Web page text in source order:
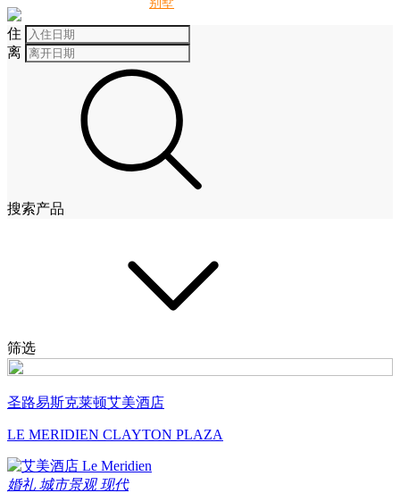
住
离
搜索产品
筛选
圣路易斯克莱顿艾美酒店
LE MERIDIEN CLAYTON PLAZA
婚礼 城市景观 现代